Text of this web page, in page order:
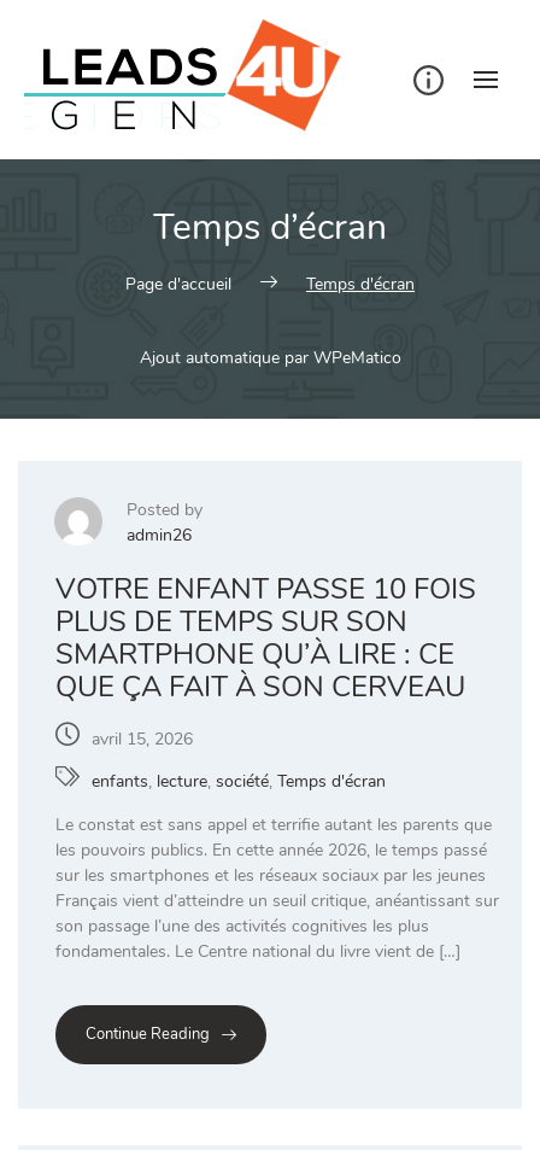
Temps d’écran
Page d'accueil Temps d'écran
Ajout automatique par WPeMatico
Posted by
admin26
VOTRE ENFANT PASSE 10 FOIS
PLUS DE TEMPS SUR SON
SMARTPHONE QU’À LIRE : CE
QUE ÇA FAIT À SON CERVEAU
avril 15, 2026
enfants, lecture, société, Temps d'écran
Le constat est sans appel et terrifie autant les parents que
les pouvoirs publics. En cette année 2026, le temps passé
sur les smartphones et les réseaux sociaux par les jeunes
Français vient d’atteindre un seuil critique, anéantissant sur
son passage l’une des activités cognitives les plus
fondamentales. Le Centre national du livre vient de […]
Continue Reading